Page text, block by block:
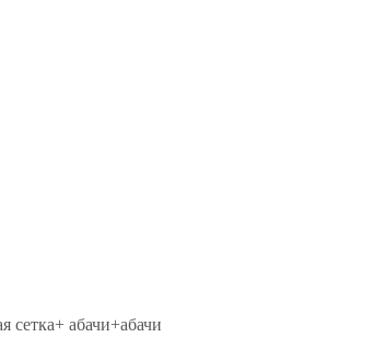
сетка+ абачи+абачи